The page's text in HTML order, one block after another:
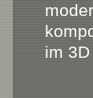
im